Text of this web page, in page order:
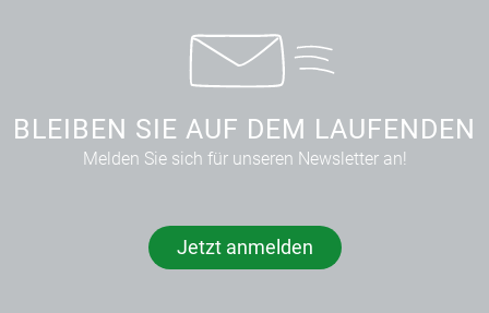
BLEIBEN SIE AUF DEM LAUFENDEN
Melden Sie sich für unseren Newsletter an!
Jetzt anmelden